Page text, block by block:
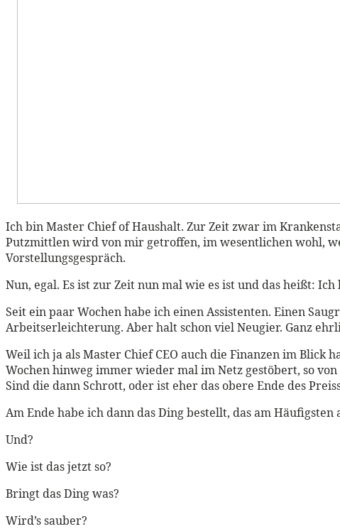
Ich bin Master Chief of Haushalt. Zur Zeit zwar im
Putzmittlen wird von mir getroffen, im wesentlichen wohl,
Vorstellungsgespräch.
Nun, egal. Es ist zur Zeit nun mal wie es ist und das heißt:
Seit ein paar Wochen habe ich einen Assistenten. Einen
Arbeitserleichterung. Aber halt schon viel Neugier. Ganz
Weil ich ja als Master Chief CEO auch die Finanzen im
Wochen hinweg immer wieder mal im Netz gestöbert, so
Sind die dann Schrott, oder ist eher das obere Ende des
Am Ende habe ich dann das Ding bestellt, das am
Und?
Wie ist das jetzt so?
Bringt das Ding was?
Wird’s sauber?